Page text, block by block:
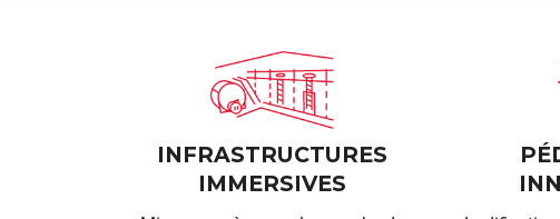
INFRASTRUCTURES
IMMERSIVES